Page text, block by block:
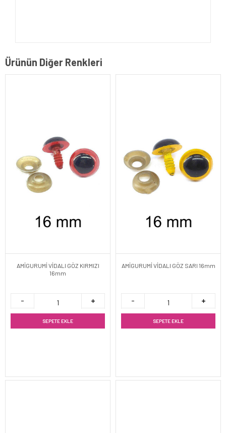
Ürünün Diğer Renkleri
AMİGURUMİ VİDALI GÖZ KIRMIZI
16mm
SEPETE EKLE
AMİGURUMİ VİDALI GÖZ SARI 16mm
SEPETE EKLE